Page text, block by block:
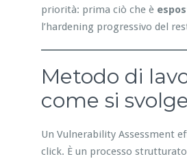
priorità: prima ciò che è
l’hardening progressivo del
Metodo di
come si
Un Vulnerability Assessment
click. È un processo